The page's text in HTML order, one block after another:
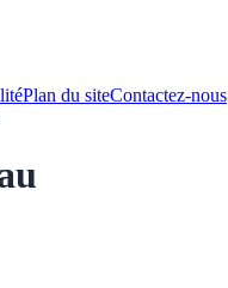
Plan du siteContactez-nous